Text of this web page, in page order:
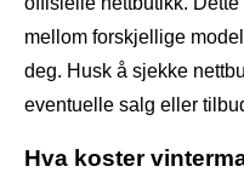
mellom forskjellige
deg. Husk å sjekke
eventuelle salg eller
Hva koster